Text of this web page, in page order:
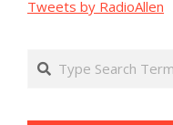
Tweets by RadioAllen
Search